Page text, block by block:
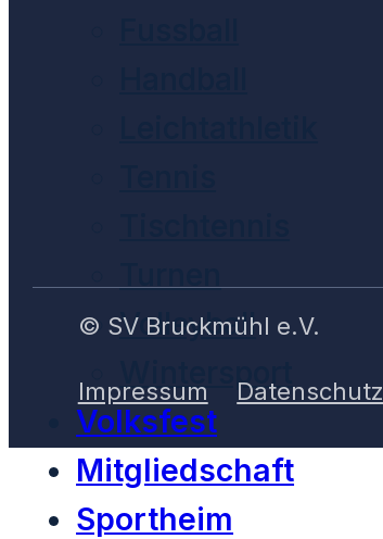
Volleyball
Wintersport
Volksfest
Mitgliedschaft
Sportheim
© SV Bruckmühl e.V.
Impressum Datenschutz